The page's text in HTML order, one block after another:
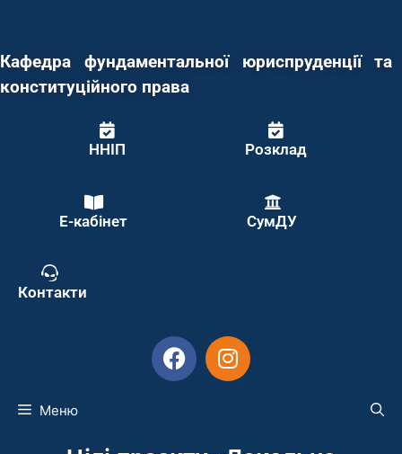
Кафедра фундаментальної юриспруденції та
конституційного права
ННІП Розклад
Е-кабінет СумДУ
Контакти
Меню